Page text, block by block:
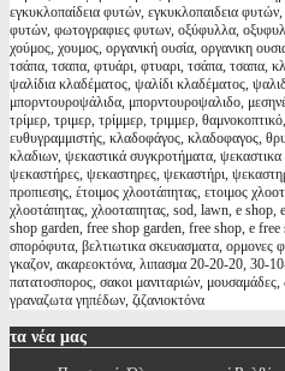
εγκυκλοπαίδεια φυτών, εγκυκλοπαιδεια
φυτών, φωτογραφιες φυτων, οξύφυλλα,
χούμος, χουμος, οργανική ουσία, οργανικη
τσάπα, τσαπα, φτυάρι, φτυαρι, τσάπα, τσαπα,
ψαλίδια κλαδέματος, ψαλίδι κλαδέματος,
μπορντουροψάλιδα, μπορντουροψαλιδο,
τρίμερ, τριμερ, τρίμμερ, τριμμερ,
ευθυγραμμιστής, κλαδοφάγος, κλαδοφαγος,
κλαδιων, ψεκαστικά συγκροτήματα,
ψεκαστήρες, ψεκαστηρες, ψεκαστήρι,
προπιεσης, έτοιμος χλοοτάπητας, ετοιμος
χλοοτάπητας, χλοοταπητας, sod, lawn, e
shop garden, free shop garden, free shop, e free
σπορόφυτα, βελτιωτικα σκευασματα, ορμονες
γκαζον, ακαρεοκτόνα, λιπασμα 20-20-20, 30-
πατατοσπορος, σακοι μανιταριών,
γραναζωτα γηπέδων, ζιζανιοκτόνα
τα νέα μας